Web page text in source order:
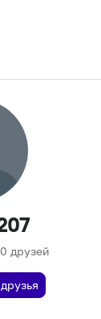
0 друзей